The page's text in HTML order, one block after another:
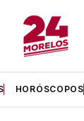
HORÓSCOPOS